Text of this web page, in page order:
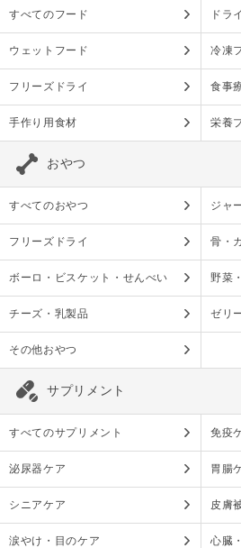
すべてのフード ドラ
ウェットフード 冷凍
フリーズドライ 食事
手作り用食材 栄養
おやつ
すべてのおやつ ジャ
フリーズドライ 骨・
ボーロ・ビスケット・せんべい 野菜
チーズ・乳製品 ゼリ
その他おやつ
サプリメント
すべてのサプリメント 免疫
泌尿器ケア 胃腸
シニアケア 皮膚
涙やけ・目のケア 心臓